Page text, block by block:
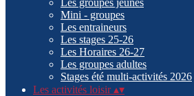
Les groupes jeunes
Mini - groupes
Les entraineurs
Les stages 25-26
Les Horaires 26-27
Les groupes adultes
Stages été multi-activités 2026
Les activités loisir▴▾